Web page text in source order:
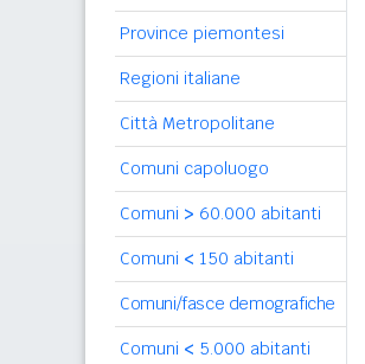
Province piemontesi
Regioni italiane
Città Metropolitane
Comuni capoluogo
Comuni > 60.000 abitanti
Comuni < 150 abitanti
Comuni/fasce demografiche
Comuni < 5.000 abitanti